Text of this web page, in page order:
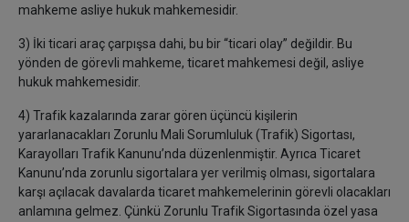
mahkeme asliye hukuk mahkemesidir.
3) İki ticari araç çarpışsa dahi, bu bir “ticari olay” değildir. Bu
yönden de görevli mahkeme, ticaret mahkemesi değil, asliye
hukuk mahkemesidir.
4) Trafik kazalarında zarar gören üçüncü kişilerin
yararlanacakları Zorunlu Mali Sorumluluk (Trafik) Sigortası,
Karayolları Trafik Kanunu’nda düzenlenmiştir. Ayrıca Ticaret
Kanunu’nda zorunlu sigortalara yer verilmiş olması, sigortalara
karşı açılacak davalarda ticaret mahkemelerinin görevli olacakları
anlamına gelmez. Çünkü Zorunlu Trafik Sigortasında özel yasa